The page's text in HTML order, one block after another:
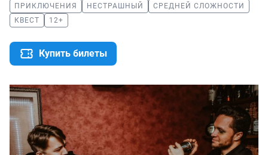
ПРИКЛЮЧЕНИЯ НЕСТРАШНЫЙ
СРЕДНЕЙ СЛОЖНОСТИ
КВЕСТ
12+
Купить билеты